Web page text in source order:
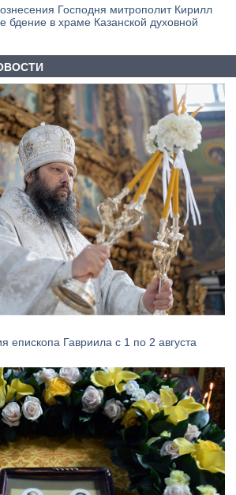
Господня митрополит Кирилл
бдение в храме Казанской духовной
епископа Гавриила с 1 по 2 августа